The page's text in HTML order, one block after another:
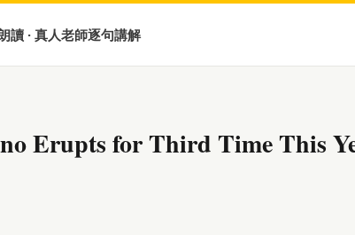
讀 · 真人老師逐句講解
Erupts for Third Time This